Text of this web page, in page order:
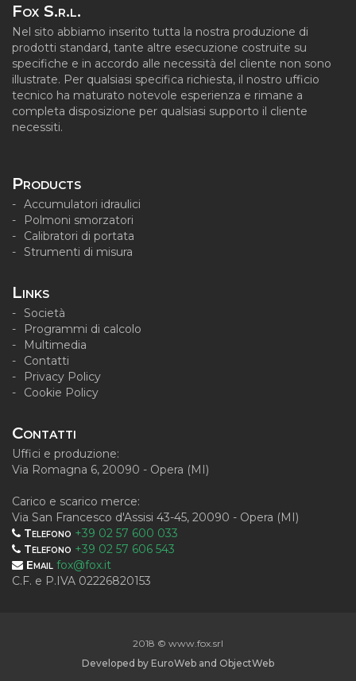
Fox S.r.l.
Nel sito abbiamo inserito tutta la nostra produzione di
prodotti standard, tante altre esecuzione costruite su
specifiche e in accordo alle necessità del cliente non sono
illustrate. Per qualsiasi specifica richiesta, il nostro ufficio
tecnico ha maturato notevole esperienza e rimane a
completa disposizione per qualsiasi supporto il cliente
necessiti.
Products
Accumulatori idraulici
Polmoni smorzatori
Calibratori di portata
Strumenti di misura
Links
Società
Programmi di calcolo
Multimedia
Contatti
Privacy Policy
Cookie Policy
Contatti
Uffici e produzione:
Via Romagna 6, 20090 - Opera (MI)
Carico e scarico merce:
Via San Francesco d'Assisi 43-45, 20090 - Opera (MI)
Telefono +39 02 57 600 033
Telefono +39 02 57 606 543
Email fox@fox.it
C.F. e P.IVA 02226820153
2018 © www.fox.srl
Developed by EuroWeb and ObjectWeb